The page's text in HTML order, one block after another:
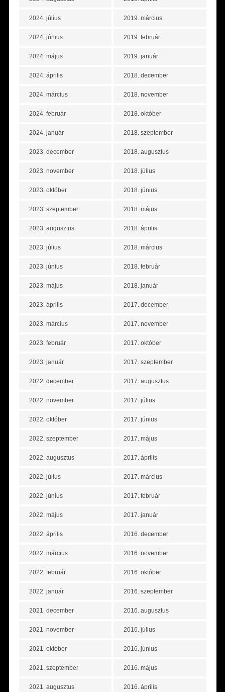
2024. július
2024. június
2024. május
2024. április
2024. március
2024. február
2024. január
2023. december
2023. november
2023. október
2023. szeptember
2023. augusztus
2023. július
2023. június
2023. május
2023. április
2023. március
2023. február
2023. január
2022. december
2022. november
2022. október
2022. szeptember
2022. augusztus
2022. július
2022. június
2022. május
2022. április
2022. március
2022. február
2022. január
2021. december
2021. november
2021. október
2021. szeptember
2021. augusztus
2019. március
2019. február
2019. január
2018. december
2018. november
2018. október
2018. szeptember
2018. augusztus
2018. július
2018. június
2018. május
2018. április
2018. március
2018. február
2018. január
2017. december
2017. november
2017. október
2017. szeptember
2017. augusztus
2017. július
2017. június
2017. május
2017. április
2017. március
2017. február
2017. január
2016. december
2016. november
2016. október
2016. szeptember
2016. augusztus
2016. július
2016. június
2016. május
2016. április